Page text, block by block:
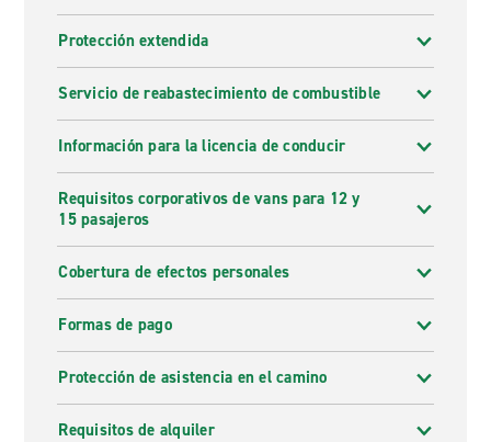
Protección extendida
Servicio de reabastecimiento de combustible
Información para la licencia de conducir
Requisitos corporativos de vans para 12 y
15 pasajeros
Cobertura de efectos personales
Formas de pago
Protección de asistencia en el camino
Requisitos de alquiler